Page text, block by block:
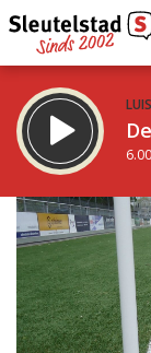
STRAKS:
De middag
12.00 - 17.00 uur
Vorig uur
Inklappen